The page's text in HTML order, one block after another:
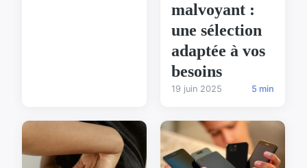
malvoyant :
une sélection
adaptée à vos
besoins
19 juin 2025 5 min